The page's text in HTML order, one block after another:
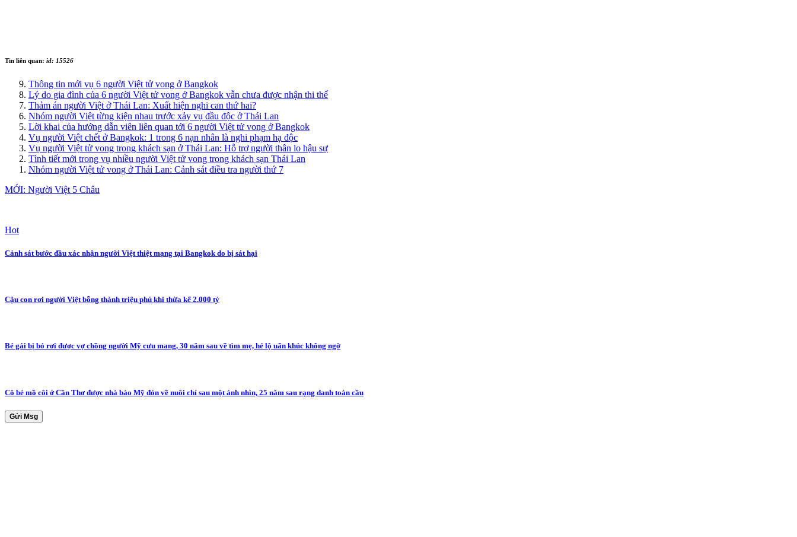
Tin liên quan: id: 15526
Thông tin mới vụ 6 người Việt tử vong ở Bangkok
Lý do gia đình của 6 người Việt tử vong ở Bangkok vẫn chưa được nhận thi thể
Thảm án người Việt ở Thái Lan: Xuất hiện nghi can thứ hai?
Nhóm người Việt từng kiện nhau trước xảy vụ đầu độc ở Thái Lan
Lời khai của hướng dẫn viên liên quan tới 6 người Việt tử vong ở Bangkok
Vụ người Việt chết ở Bangkok: 1 trong 6 nạn nhân là nghi phạm hạ độc
Vụ người Việt tử vong trong khách sạn ở Thái Lan: Hỗ trợ người thân lo hậu sự
Tình tiết mới trong vụ nhiều người Việt tử vong trong khách sạn Thái Lan
Nhóm người Việt tử vong ở Thái Lan: Cảnh sát điều tra người thứ 7
MỚI: Người Việt 5 Châu
Hot
Cảnh sát bước đầu xác nhận người Việt thiệt mạng tại Bangkok do bị sát hại
Cậu con rơi người Việt bỗng thành triệu phú khi thừa kế 2.000 tỷ
Bé gái bị bỏ rơi được vợ chồng người Mỹ cưu mang, 30 năm sau về tìm mẹ, hé lộ uẩn khúc không ngờ
Cô bé mồ côi ở Cần Thơ được nhà báo Mỹ đón về nuôi chỉ sau một ánh nhìn, 25 năm sau rạng danh toàn cầu
Gửi Msg